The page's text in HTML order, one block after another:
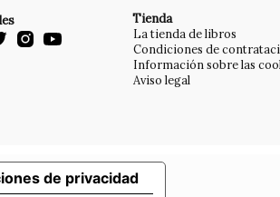
Tienda
La tienda de libros
Condiciones de
Información sobre las
Aviso legal
de privacidad